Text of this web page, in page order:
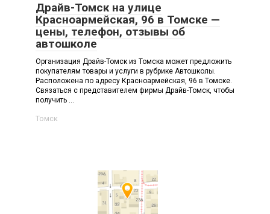
Драйв-Томск на улице
Красноармейская, 96 в Томске —
цены, телефон, отзывы об
автошколе
Организация Драйв-Томск из Томска может предложить
покупателям товары и услуги в рубрике Автошколы.
Расположена по адресу Красноармейская, 96 в Томске.
Связаться с представителем фирмы Драйв-Томск, чтобы
получить ...
Томск